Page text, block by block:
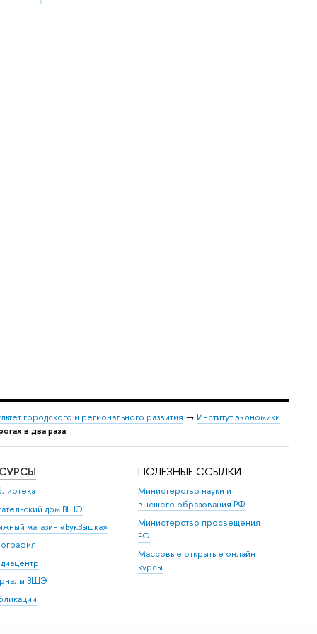
городского и регионального развития → Институт экономики
в два раза
дом ВШЭ
магазин «БукВышка»
ВШЭ
ПОЛЕЗНЫЕ ССЫЛКИ
Министерство науки и
высшего образования РФ
Министерство просвещения
РФ
Массовые открытые онлайн-
курсы